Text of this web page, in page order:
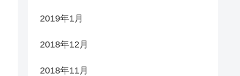
2019年1月
2018年12月
2018年11月